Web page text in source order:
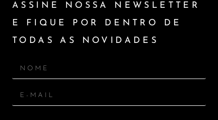
ASSINE NOSSA NEWSLETTER
E FIQUE POR DENTRO DE
TODAS AS NOVIDADES